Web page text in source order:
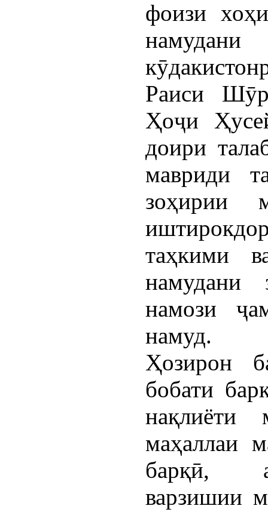
фоизи
Раиси
Ҳоҷи
доири
мавриди
зоҳирии
таҳкими
намози
намуд.
Ҳозирон
бобати
маҳаллаи
барқӣ,
варзишии